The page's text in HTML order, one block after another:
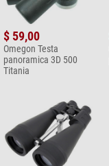
$ 59,00
Omegon Testa
panoramica 3D 500
Titania